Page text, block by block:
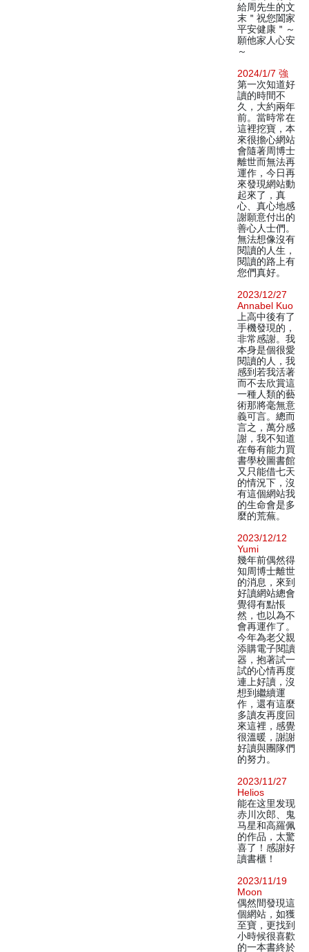
給周先生的文
末＂祝您闔家
平安健康＂～
願他家人心安
～
2024/1/7 強
第一次知道好
讀的時間不
久，大約兩年
前。當時常在
這裡挖寶，本
來很擔心網站
會隨著周博士
離世而無法再
運作，今日再
來發現網站動
起來了，真
心、真心地感
謝願意付出的
善心人士們。
無法想像沒有
閱讀的人生，
閱讀的路上有
您們真好。
2023/12/27
Annabel Kuo
上高中後有了
手機發現的，
非常感謝。我
本身是個很愛
閱讀的人，我
感到若我活著
而不去欣賞這
一種人類的藝
術那將毫無意
義可言。總而
言之，萬分感
謝，我不知道
在每有能力買
書學校圖書館
又只能借七天
的情況下，沒
有這個網站我
的生命會是多
麼的荒蕪。
2023/12/12
Yumi
幾年前偶然得
知周博士離世
的消息，來到
好讀網站總會
覺得有點悵
然，也以為不
會再運作了。
今年為老父親
添購電子閱讀
器，抱著試一
試的心情再度
連上好讀，沒
想到繼續運
作，還有這麼
多讀友再度回
來這裡，感覺
很溫暖，謝謝
好讀與團隊們
的努力。
2023/11/27
Helios
能在这里发现
赤川次郎、鬼
马星和高羅佩
的作品，太驚
喜了！感謝好
讀書櫃！
2023/11/19
Moon
偶然間發現這
個網站，如獲
至寶，更找到
小時候很喜歡
的一本書終於